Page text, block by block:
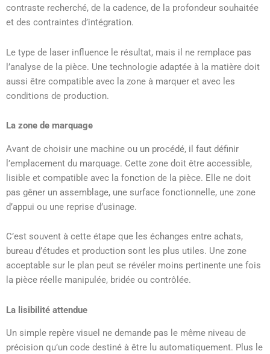
contraste recherché, de la cadence, de la profondeur souhaitée
et des contraintes d’intégration.
Le type de laser influence le résultat, mais il ne remplace pas
l’analyse de la pièce. Une technologie adaptée à la matière doit
aussi être compatible avec la zone à marquer et avec les
conditions de production.
La zone de marquage
Avant de choisir une machine ou un procédé, il faut définir
l’emplacement du marquage. Cette zone doit être accessible,
lisible et compatible avec la fonction de la pièce. Elle ne doit
pas gêner un assemblage, une surface fonctionnelle, une zone
d’appui ou une reprise d’usinage.
C’est souvent à cette étape que les échanges entre achats,
bureau d’études et production sont les plus utiles. Une zone
acceptable sur le plan peut se révéler moins pertinente une fois
la pièce réelle manipulée, bridée ou contrôlée.
La lisibilité attendue
Un simple repère visuel ne demande pas le même niveau de
précision qu’un code destiné à être lu automatiquement. Plus le